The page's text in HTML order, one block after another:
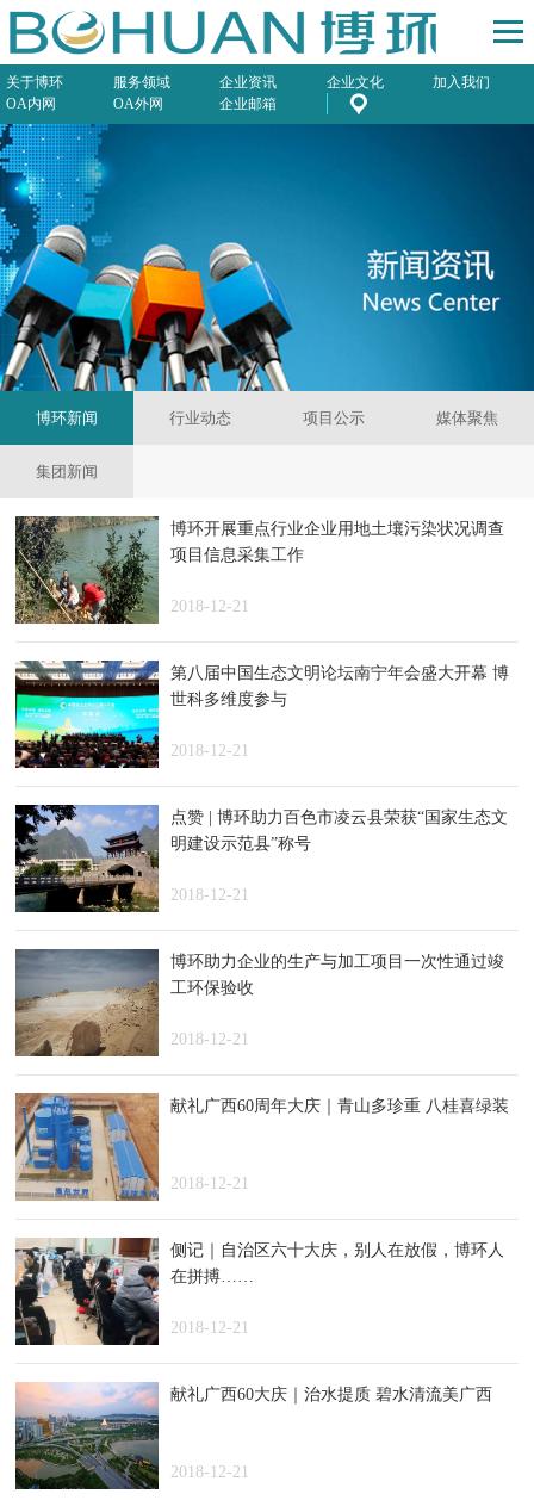
关于博环 服务领域 企业资讯 企业文化
加入我们
OA内网
OA外网 企业邮箱
博环新闻 行业动态 项目公示 媒体聚焦
集团新闻
博环开展重点行业企业用地土壤污染状况调查
项目信息采集工作
2018-12-21
第八届中国生态文明论坛南宁年会盛大开幕 博
世科多维度参与
2018-12-21
点赞 | 博环助力百色市凌云县荣获“国家生态文
明建设示范县”称号
2018-12-21
博环助力企业的生产与加工项目一次性通过竣
工环保验收
2018-12-21
献礼广西60周年大庆｜青山多珍重 八桂喜绿装
2018-12-21
侧记｜自治区六十大庆，别人在放假，博环人
在拼搏……
2018-12-21
献礼广西60大庆｜治水提质 碧水清流美广西
2018-12-21